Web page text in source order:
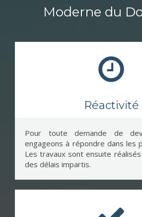
Moderne du
Réactivité
Pour toute demande de
engageons à répondre dans les
Les travaux sont ensuite
des délais impartis.